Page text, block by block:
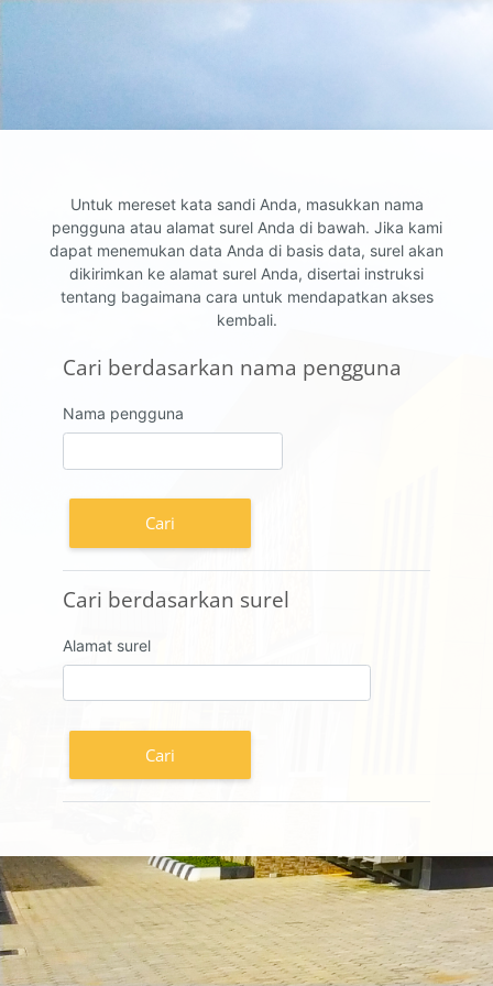
Untuk mereset kata sandi Anda, masukkan nama
pengguna atau alamat surel Anda di bawah. Jika kami
dapat menemukan data Anda di basis data, surel akan
dikirimkan ke alamat surel Anda, disertai instruksi
tentang bagaimana cara untuk mendapatkan akses
kembali.
Cari berdasarkan nama pengguna
Cari berdasarkan nama pengguna
Nama pengguna
Cari berdasarkan surel
Cari berdasarkan surel
Alamat surel